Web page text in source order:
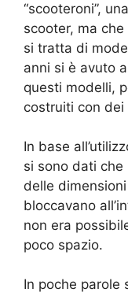
“scooteroni”,
scooter, ma
si tratta di
anni si è avuto
questi modelli,
costruiti con
In base
si sono dati
delle
bloccavano
non era
poco spazio.
In poche parole